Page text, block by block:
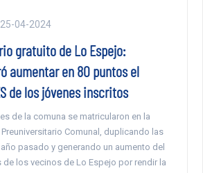
25-04-2024
gratuito de Lo Espejo:
aumentar en 80 puntos el
de los jóvenes inscritos
de la comuna se matricularon en la
Comunal, duplicando las
pasado y generando un aumento del
de los vecinos de Lo Espejo por rendir la